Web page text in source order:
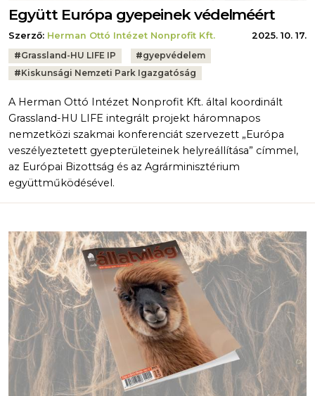
Együtt Európa gyepeinek védelméért
Szerző: Herman Ottó Intézet Nonprofit Kft.
2025. 10. 17.
Tags:
#Grassland-HU LIFE IP #gyepvédelem
#Kiskunsági Nemzeti Park Igazgatóság
A Herman Ottó Intézet Nonprofit Kft. által koordinált
Grassland-HU LIFE integrált projekt háromnapos
nemzetközi szakmai konferenciát szervezett „Európa
veszélyeztetett gyepterületeinek helyreállítása” címmel,
az Európai Bizottság és az Agrárminisztérium
együttműködésével.